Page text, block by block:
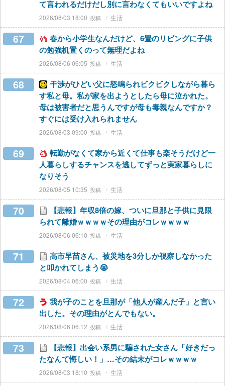
て言われるだけだし別に言わなくてもいいですよね
2026/08/03 18:00 生活
67
春から小学生なんだけど、6畳のリビングに子供
の勉強机置くのって無理だよね
2026/08/06 06:05 生活
68
干渉がひどい父に怒鳴られビクビクしながら暮ら
す私と母。私が家を出ようとしたら母に泣かれた。
母は被害者だと思うんですが母も毒親なんですか？
すぐには受け入れられません
2026/08/03 09:00 生活
69
転勤がなくて家から近くて仕事も楽そうだけど一
人暮らしするチャンスを逃してずっと実家暮らしに
なりそう
2026/08/05 10:35 生活
70
【悲報】年収8倍の嫁、ついに旦那と子供に見限
られて離婚ｗｗｗｗその理由がコレｗｗｗｗ
2026/08/06 06:10 生活
71
高市早苗さん、被災地を3分しか視察しなかった
と叩かれてしまう😭
2026/08/04 06:00 生活
72
我が子のことを旦那が「他人が産んだ子」と言い
出した。その理由がとんでもない。
2026/08/06 06:12 生活
73
【悲報】出会い系男に騙された女さん「好きだっ
たなんて悔しい！」…その結末がコレｗｗｗｗ
2026/08/03 18:10 生活